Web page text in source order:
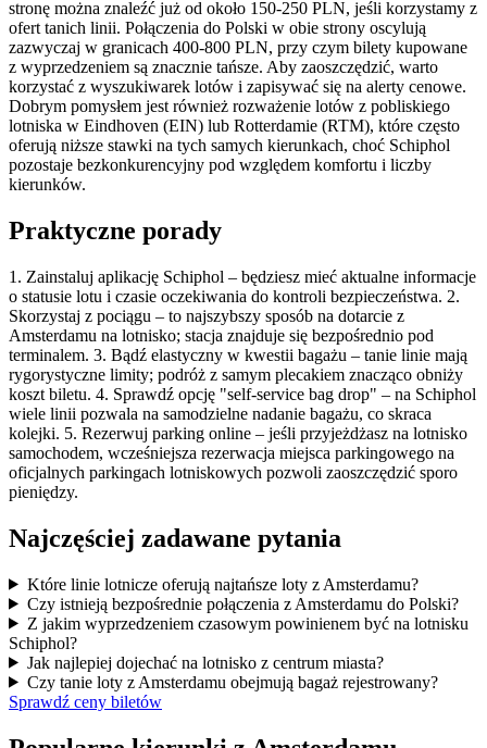
stronę można znaleźć już od około 150-250 PLN, jeśli korzystamy z
ofert tanich linii. Połączenia do Polski w obie strony oscylują
zazwyczaj w granicach 400-800 PLN, przy czym bilety kupowane
z wyprzedzeniem są znacznie tańsze. Aby zaoszczędzić, warto
korzystać z wyszukiwarek lotów i zapisywać się na alerty cenowe.
Dobrym pomysłem jest również rozważenie lotów z pobliskiego
lotniska w Eindhoven (EIN) lub Rotterdamie (RTM), które często
oferują niższe stawki na tych samych kierunkach, choć Schiphol
pozostaje bezkonkurencyjny pod względem komfortu i liczby
kierunków.
Praktyczne porady
1. Zainstaluj aplikację Schiphol – będziesz mieć aktualne informacje
o statusie lotu i czasie oczekiwania do kontroli bezpieczeństwa. 2.
Skorzystaj z pociągu – to najszybszy sposób na dotarcie z
Amsterdamu na lotnisko; stacja znajduje się bezpośrednio pod
terminalem. 3. Bądź elastyczny w kwestii bagażu – tanie linie mają
rygorystyczne limity; podróż z samym plecakiem znacząco obniży
koszt biletu. 4. Sprawdź opcję "self-service bag drop" – na Schiphol
wiele linii pozwala na samodzielne nadanie bagażu, co skraca
kolejki. 5. Rezerwuj parking online – jeśli przyjeżdżasz na lotnisko
samochodem, wcześniejsza rezerwacja miejsca parkingowego na
oficjalnych parkingach lotniskowych pozwoli zaoszczędzić sporo
pieniędzy.
Najczęściej zadawane pytania
Które linie lotnicze oferują najtańsze loty z Amsterdamu?
Czy istnieją bezpośrednie połączenia z Amsterdamu do Polski?
Z jakim wyprzedzeniem czasowym powinienem być na lotnisku
Schiphol?
Jak najlepiej dojechać na lotnisko z centrum miasta?
Czy tanie loty z Amsterdamu obejmują bagaż rejestrowany?
Sprawdź ceny biletów